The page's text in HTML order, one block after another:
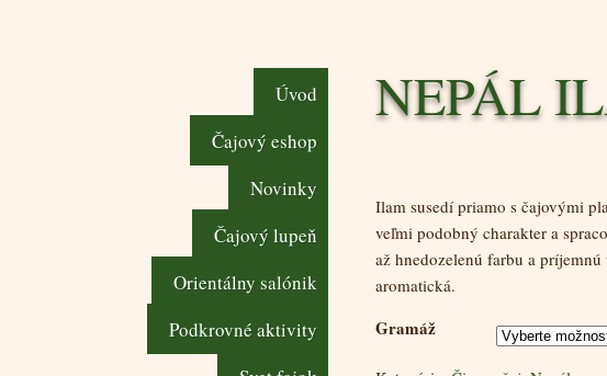
Úvod
Čajový eshop
Novinky
Čajový lupeň
Orientálny salónik
Podkrovné aktivity
NEPÁL
Ilam susedí priamo s čajovými
veľmi podobný charakter a
až hnedozelenú farbu a
aromatická.
Gramáž